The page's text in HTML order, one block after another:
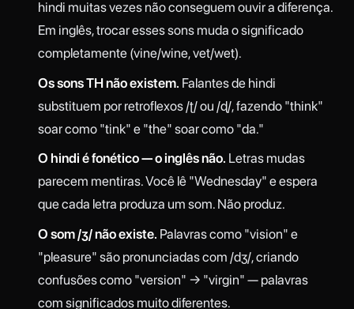
hindi muitas vezes não conseguem ouvir a diferença.
Em inglês, trocar esses sons muda o significado
completamente (vine/wine, vet/wet).
Os sons TH não existem. Falantes de hindi
substituem por retroflexos /ʈ/ ou /ɖ/, fazendo "think"
soar como "tink" e "the" soar como "da."
O hindi é fonético — o inglês não. Letras mudas
parecem mentiras. Você lê "Wednesday" e espera
que cada letra produza um som. Não produz.
O som /ʒ/ não existe. Palavras como "vision" e
"pleasure" são pronunciadas com /dʒ/, criando
confusões como "version" → "virgin" — palavras
com significados muito diferentes.